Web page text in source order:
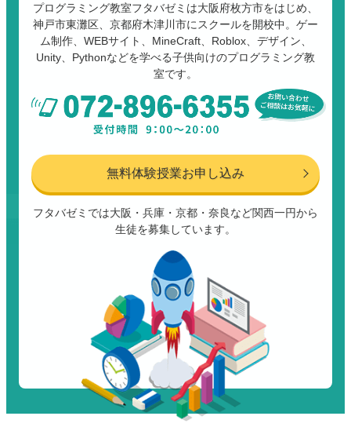
プログラミング教室フタバゼミは大阪府枚方市をはじめ、
神戸市東灘区、京都府木津川市にスクールを開校中。ゲー
ム制作、WEBサイト、MineCraft、Roblox、デザイン、
Unity、Pythonなどを学べる子供向けのプログラミング教
室です。
無料体験授業お申し込み
フタバゼミでは大阪・兵庫・京都・奈良など関西一円から
生徒を募集しています。